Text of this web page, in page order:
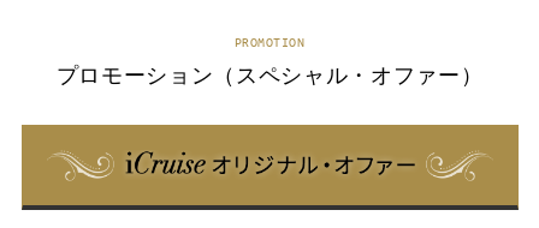
PROMOTION
プロモーション（スペシャル・オファー）